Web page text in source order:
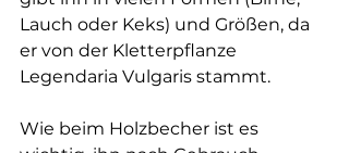
Lauch oder Keks) und Größen, da
er von der Kletterpflanze
Legendaria Vulgaris stammt.
Wie beim Holzbecher ist es